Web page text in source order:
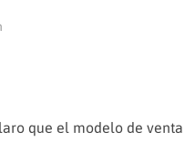
que el modelo de venta